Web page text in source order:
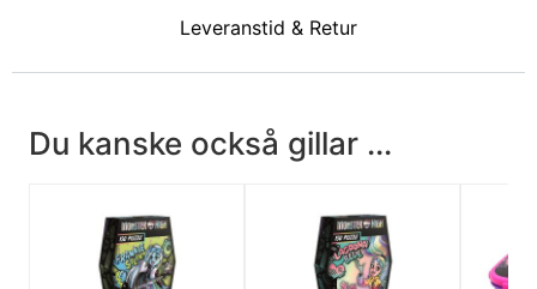
Leveranstid & Retur
Du kanske också gillar ...